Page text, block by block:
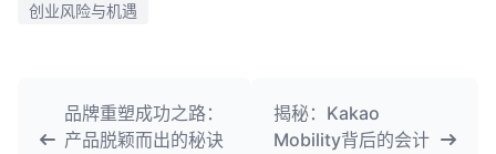
创业风险与机遇
品牌重塑成功之路：
产品脱颖而出的秘诀
揭秘：Kakao
Mobility背后的会计